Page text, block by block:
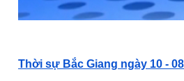
Thời sự Bắc Giang ngày 10 -